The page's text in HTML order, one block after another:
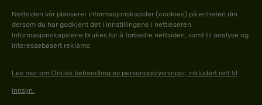
Nettsiden vår plasserer informasjonskapsler (cookies) på enheten din
dersom du har godkjent det i innstillingene i nettleseren.
Informasjonskapslene brukes for å forbedre nettsiden, samt til analyse og
interessebasert reklame.
Les mer om Orklas behandling av personopplysninger, inkludert rett til
innsyn.